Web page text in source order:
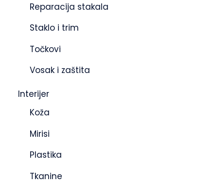
Reparacija stakala
Staklo i trim
Točkovi
Vosak i zaštita
Interijer
Koža
Mirisi
Plastika
Tkanine